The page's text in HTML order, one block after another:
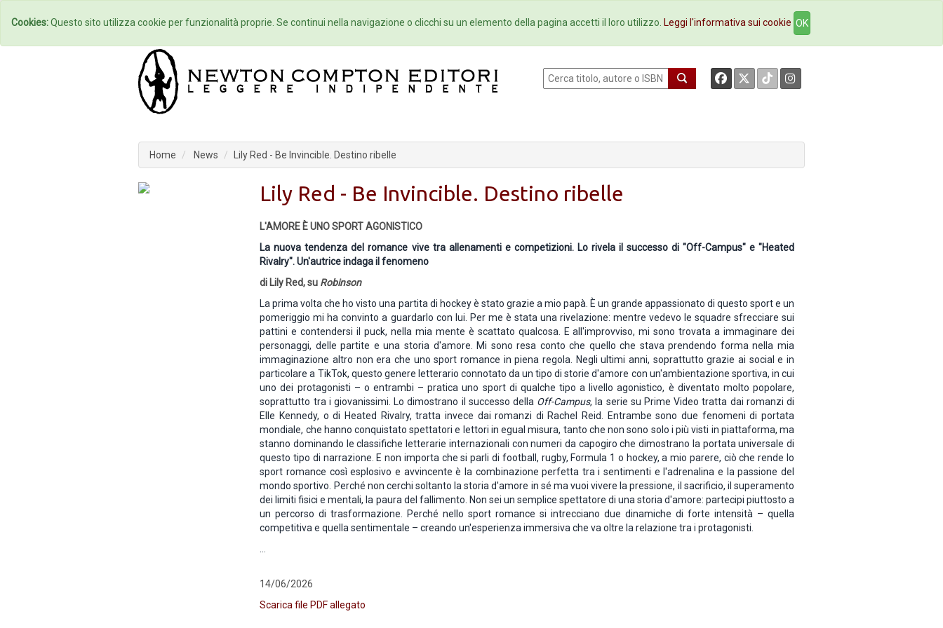
Home Autori Eventi Collane Newsletter Ebookstore Contatti
Home News Lily Red - Be Invincible. Destino ribelle
Lily Red - Be Invincible. Destino ribelle
L'AMORE È UNO SPORT AGONISTICO
La nuova tendenza del romance vive tra allenamenti e competizioni. Lo rivela il successo di "Off-Campus" e "Heated
Rivalry". Un'autrice indaga il fenomeno
di Lily Red, su Robinson
La prima volta che ho visto una partita di hockey è stato grazie a mio papà. È un grande appassionato di questo sport e un
pomeriggio mi ha convinto a guardarlo con lui. Per me è stata una rivelazione: mentre vedevo le squadre sfrecciare sui
pattini e contendersi il puck, nella mia mente è scattato qualcosa. E all'improvviso, mi sono trovata a immaginare dei
personaggi, delle partite e una storia d'amore. Mi sono resa conto che quello che stava prendendo forma nella mia
immaginazione altro non era che uno sport romance in piena regola. Negli ultimi anni, soprattutto grazie ai social e in
particolare a TikTok, questo genere letterario connotato da un tipo di storie d'amore con un'ambientazione sportiva, in cui
uno dei protagonisti – o entrambi – pratica uno sport di qualche tipo a livello agonistico, è diventato molto popolare,
soprattutto tra i giovanissimi. Lo dimostrano il successo della Off-Campus, la serie su Prime Video tratta dai romanzi di
Elle Kennedy, o di Heated Rivalry, tratta invece dai romanzi di Rachel Reid. Entrambe sono due fenomeni di portata
mondiale, che hanno conquistato spettatori e lettori in egual misura, tanto che non sono solo i più visti in piattaforma, ma
stanno dominando le classifiche letterarie internazionali con numeri da capogiro che dimostrano la portata universale di
questo tipo di narrazione. E non importa che si parli di football, rugby, Formula 1 o hockey, a mio parere, ciò che rende lo
sport romance così esplosivo e avvincente è la combinazione perfetta tra i sentimenti e l'adrenalina e la passione del
mondo sportivo. Perché non cerchi soltanto la storia d'amore in sé ma vuoi vivere la pressione, il sacrificio, il superamento
dei limiti fisici e mentali, la paura del fallimento. Non sei un semplice spettatore di una storia d'amore: partecipi piuttosto a
un percorso di trasformazione. Perché nello sport romance si intrecciano due dinamiche di forte intensità – quella
competitiva e quella sentimentale – creando un'esperienza immersiva che va oltre la relazione tra i protagonisti.
14/06/2026
Scarica file PDF allegato
Cookies:Questo sito utilizza cookie per funzionalità proprie. Se continui nella navigazione o clicchi su un elemento della pagina accetti il loro utilizzo. Leggi l'informativa sui cookie OK